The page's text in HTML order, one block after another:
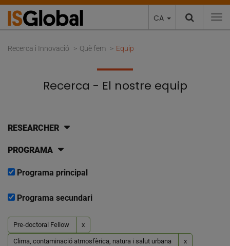
CA
Recerca i Innovació Què fem Equip
Recerca - El nostre equip
RESEARCHER
PROGRAMA
Programa principal
Programa secundari
Pre-doctoral Fellow x
Clima, contaminació atmosfèrica, natura i salut urbana x